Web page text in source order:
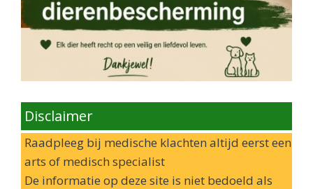
Disclaimer
Raadpleeg bij medische klachten altijd eerst een
arts of medisch specialist
De informatie op deze site is niet bedoeld als